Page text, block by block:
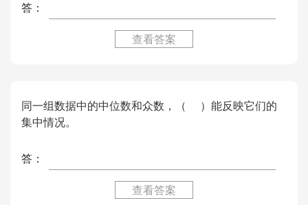
答：
查看答案
同一组数据中的中位数和众数，（ ）能反映它们的
集中情况。
答：
查看答案